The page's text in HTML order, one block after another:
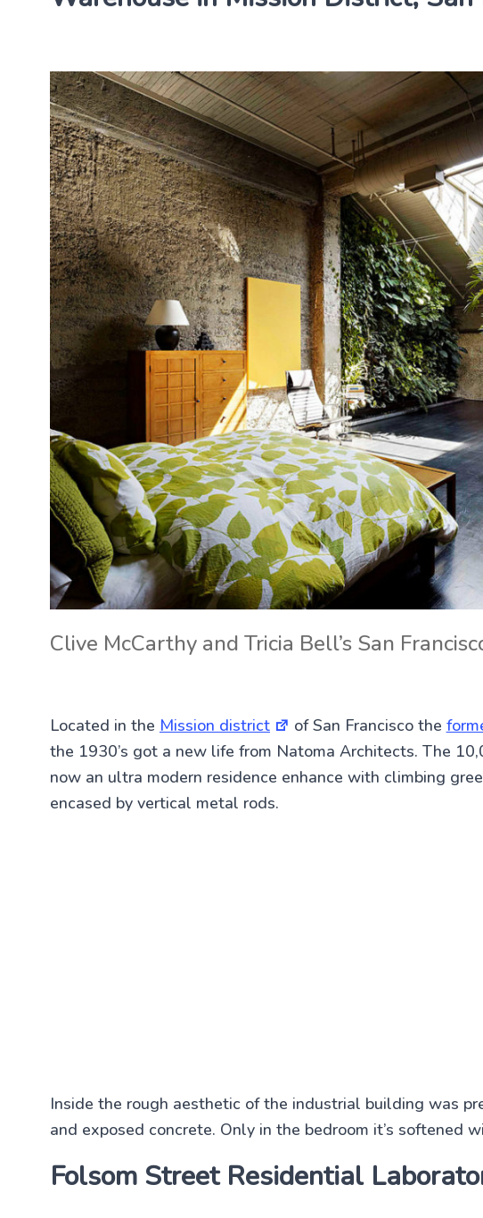
Clive McCarthy and Tricia Bell’s San
Located in the Mission district of San Francisco the
the 1930’s got a new life from Natoma Architects. The
now an ultra modern residence enhance with climbing
encased by vertical metal rods.
Inside the rough aesthetic of the industrial building was
and exposed concrete. Only in the bedroom it’s softened
Folsom Street Residential